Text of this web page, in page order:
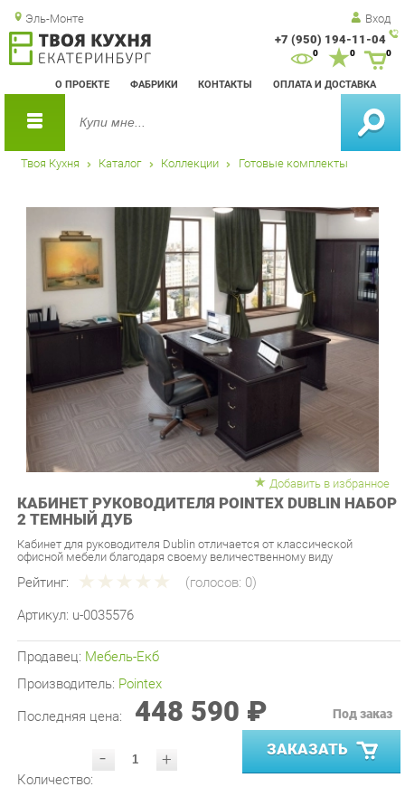
Эль-Монте Вход
+7 (950) 194-11-04
О ПРОЕКТЕ ФАБРИКИ КОНТАКТЫ ОПЛАТА И ДОСТАВКА
0 0
Твоя Кухня Каталог Коллекции Готовые комплекты
Добавить в избранное
КАБИНЕТ РУКОВОДИТЕЛЯ POINTEX DUBLIN НАБОР
2 ТЕМНЫЙ ДУБ
Кабинет для руководителя Dublin отличается от классической
Рейтинг: (голосов:0)
Артикул: u-0035576
Производитель:Pointex
Последняя цена: 448 590 ₽
- ЗАКАЗАТЬ
УТОЧНИТЬ НАЛИЧИЕ